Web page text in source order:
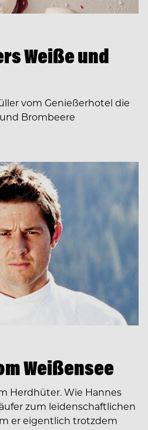
Weiße und
vom Genießerhotel die
Brombeere
Weißensee
Herdhüter. Wie Hannes
zum leidenschaftlichen
er eigentlich trotzdem